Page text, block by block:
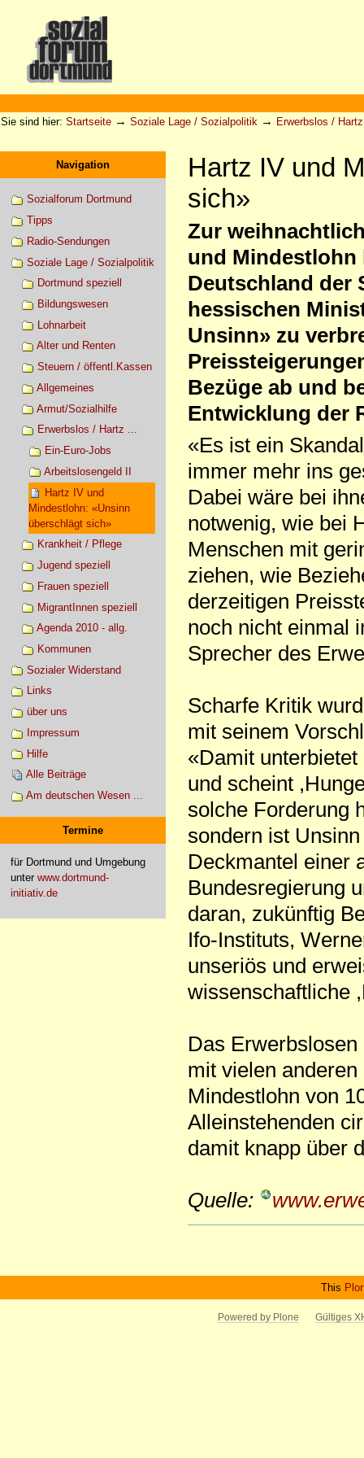
Werkzeuge
Sie sind hier: Startseite → Soziale Lage / Sozialpolitik → Erwerbslos /
Navigation
Sozialforum Dortmund
Tipps
Radio-Sendungen
Soziale Lage / Sozialpolitik
Dortmund speziell
Bildungswesen
Lohnarbeit
Alter und Renten
Steuern / öffentl.Kassen
Allgemeines
Armut/Sozialhilfe
Erwerbslos / Hartz ...
Ein-Euro-Jobs
Arbeitslosengeld II
Hartz IV und
Mindestlohn: «Unsinn
überschlägt sich»
Krankheit / Pflege
Jugend speziell
Frauen speziell
MigrantInnen speziell
Agenda 2010 - allg.
Kommunen
Sozialer Widerstand
Links
über uns
Impressum
Hilfe
Alle Beiträge
Am deutschen Wesen ...
Termine
für Dortmund und Umgebung
unter www.dortmund-
initiativ.de
Hartz IV und
sich»
Zur
und Mindestlohn
Deutschland der
hessischen
Unsinn» zu
Bezüge ab und
Entwicklung der
«Es ist ein
immer mehr ins
Dabei wäre bei
notwenig, wie bei
Menschen mit
ziehen, wie
derzeitigen
noch nicht einmal
Sprecher des
Scharfe Kritik
mit seinem
«Damit
und scheint
solche Forderung
sondern ist
Deckmantel einer
Bundesregierung
daran, zukünftig
Ifo-Instituts,
unseriös und
wissenschaftliche
Das
mit vielen
Mindestlohn von
Alleinstehenden
damit knapp über
Quelle:
This
Powered by Plone Gültiges